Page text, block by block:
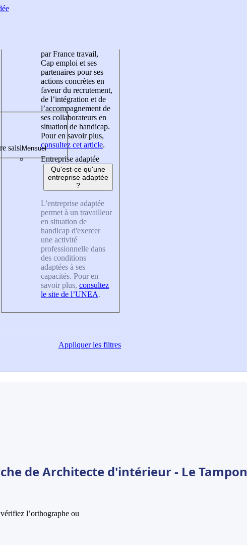
saisi
par France travail,
Cap emploi et ses
partenaires pour ses
actions concrètes en
faveur du recrutement,
de l’intégration et de
l’accompagnement de
ses collaborateurs en
situation de handicap.
Pour en savoir plus,
consultez cet article.
Entreprise adaptée
Qu'est-ce qu'une
entreprise adaptée
?
L'entreprise adaptée
permet à un travailleur
en situation de
handicap d'exercer
une activité
professionnelle dans
des conditions
adaptées à ses
capacités. Pour en
savoir plus, consultez
le site de l’UNEA.
Appliquerles filtres
de Architecte d'intérieur - Le Tampon
l’orthographe ou